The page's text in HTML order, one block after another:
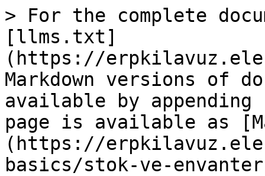
> For the complete
[llms.txt]
(https://
Markdown versions of
available by
page is available as
(https://
basics/stok-ve-